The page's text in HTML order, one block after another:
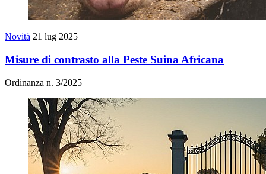
Novità 21 lug 2025
Misure di contrasto alla Peste Suina Africana
Ordinanza n. 3/2025